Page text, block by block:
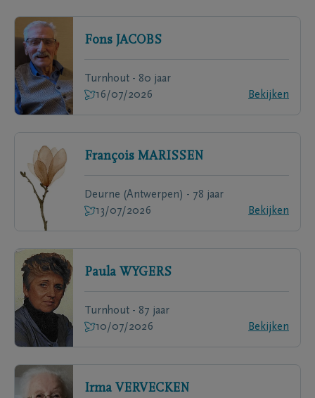
Fons JACOBS
Turnhout - 80 jaar
16/07/2026
Bekijken
François MARISSEN
Deurne (Antwerpen) - 78 jaar
13/07/2026
Bekijken
Paula WYGERS
Turnhout - 87 jaar
10/07/2026
Bekijken
Irma VERVECKEN